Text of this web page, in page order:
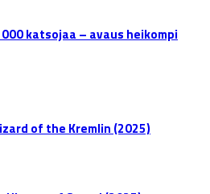
katsojaa – avaus heikompi
of the Kremlin (2025)